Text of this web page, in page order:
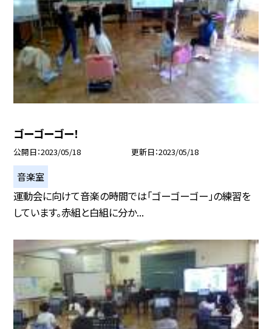
ゴーゴーゴー！
公開日 2023/05/18 更新日 2023/05/18
音楽室
運動会に向けて音楽の時間では「ゴーゴーゴー」の練習を
しています。赤組と白組に分か...